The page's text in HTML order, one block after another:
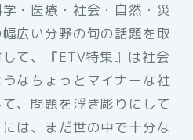
・医療・社会・自然・災
広い分野の旬の話題を取
て、『ETV特集』は社会
なちょっとマイナーな社
、問題を浮き彫りにして
は、まだ世の中で十分な